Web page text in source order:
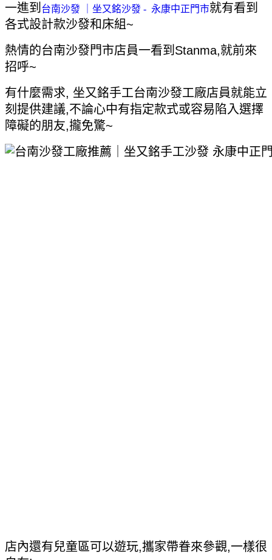
一進到 台南沙發 ｜坐又銘沙發 - 永康中正門市就有看到
各式設計款沙發和床組~
熱情的台南沙發門市店員一看到Stanma,就前來
招呼~
有什麼需求, 坐又銘手工台南沙發工廠店員就能立
刻提供建議,不論心中有指定款式或容易陷入選擇
障礙的朋友,攏免驚~
店內還有兒童區可以遊玩,攜家帶眷來參觀,一樣很